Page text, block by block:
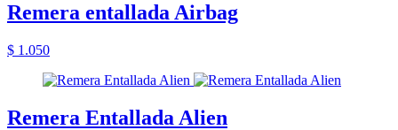
Remera entallada Airbag
$ 1.050
Remera Entallada Alien